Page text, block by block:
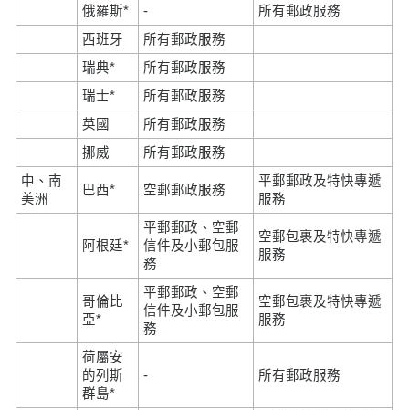
俄羅斯* -
所有郵政服務
西班牙
所有郵政服務
瑞典*
所有郵政服務
瑞士*
所有郵政服務
英國
所有郵政服務
挪威
所有郵政服務
中、南
美洲
巴西* 空郵郵政服務
平郵郵政及特快專遞
服務
阿根廷*
平郵郵政、空郵
信件及小郵包服
務
空郵包裹及特快專遞
服務
哥倫比
亞*
平郵郵政、空郵
信件及小郵包服
務
空郵包裹及特快專遞
服務
荷屬安
的列斯
群島*
- 所有郵政服務